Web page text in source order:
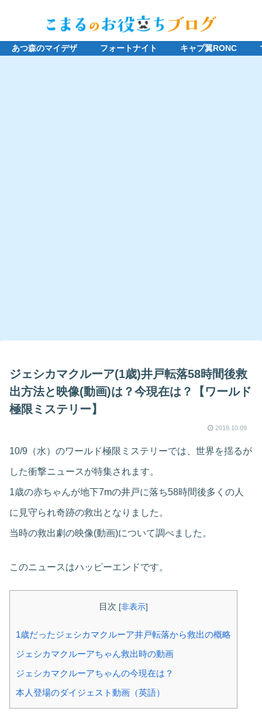
あつ森のマイデザ フォートナイト キャプ翼RONC
ジェシカマクルーア(1歳)井戸転落58時間後救
出方法と映像(動画)は？今現在は？【ワールド
極限ミステリー】
2019.10.09
10/9（水）のワールド極限ミステリーでは、世界を揺るが
した衝撃ニュースが特集されます。
1歳の赤ちゃんが地下7mの井戸に落ち58時間後多くの人
に見守られ奇跡の救出となりました。
当時の救出劇の映像(動画)について調べました。
このニュースはハッピーエンドです。
目次 [非表示]
1歳だったジェシカマクルーア井戸転落から救出の概略
ジェシカマクルーアちゃん救出時の動画
ジェシカマクルーアちゃんの今現在は？
本人登場のダイジェスト動画（英語）